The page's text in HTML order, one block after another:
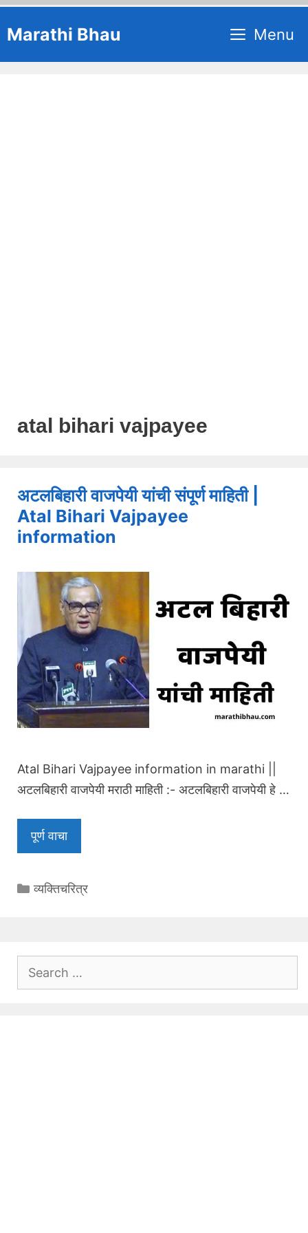
toMarathi Bhau Menu
atal bihari vajpayee
अटलबिहारी वाजपेयी यांची संपूर्ण माहिती |
Atal Bihari Vajpayee
information
Atal Bihari Vajpayee information in marathi ||
अटलबिहारी वाजपेयी मराठी माहिती :- अटलबिहारी वाजपेयी हे …
पूर्ण वाचा
Categories
व्यक्तिचरित्र
Search
for: